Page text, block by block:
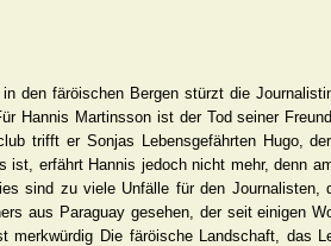
den färöischen Bergen stürzt die
Hannis Martinsson ist der Tod seiner
trifft er Sonjas Lebensgefährten Hugo,
ist, erfährt Hannis jedoch nicht mehr, denn
sind zu viele Unfälle für den Journalisten,
aus Paraguay gesehen, der seit einigen
merkwürdig Die färöische Landschaft, das